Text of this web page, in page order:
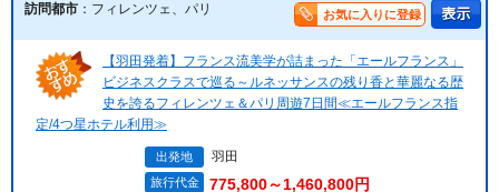
訪問都市 ：フィレンツェ、パリ お気に入りに登録
【羽田発着】フランス流美学が詰まった「エールフランス」
ビジネスクラスで巡る～ルネッサンスの残り香と華麗なる歴
史を誇るフィレンツェ＆パリ周遊7日間≪エールフランス指
定/4つ星ホテル利用≫
出発地 羽田
旅行代金 775,800～1,460,800円